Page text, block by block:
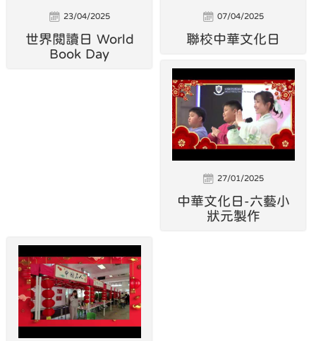
23/04/2025
世界閱讀日 World
Book Day
07/04/2025
聯校中華文化日
27/01/2025
中華文化日-六藝小
狀元製作